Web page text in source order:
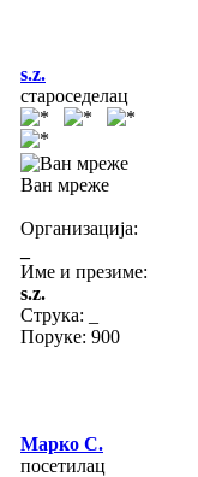
s.z.
староседелац
Ван мреже
Организација:
Име и презиме:
s.z.
Струка:
Поруке: 900
Марко С.
посетилац